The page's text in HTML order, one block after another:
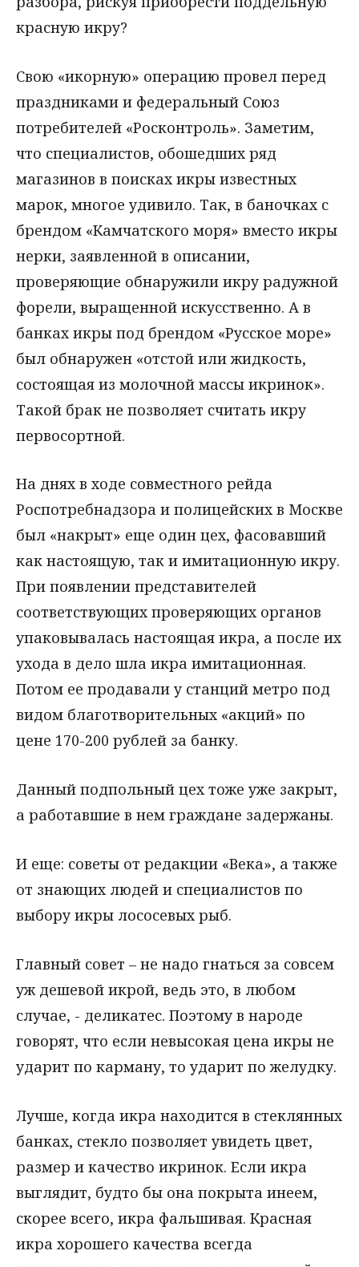
красную икру?
Свою «икорную» операцию провел перед
праздниками и федеральный Союз
потребителей «Росконтроль». Заметим,
что специалистов, обошедших ряд
магазинов в поисках икры известных
марок, многое удивило. Так, в баночках с
брендом «Камчатского моря» вместо икры
нерки, заявленной в описании,
проверяющие обнаружили икру радужной
форели, выращенной искусственно. А в
банках икры под брендом «Русское море»
был обнаружен «отстой или жидкость,
состоящая из молочной массы икринок».
Такой брак не позволяет считать икру
первосортной.
На днях в ходе совместного рейда
Роспотребнадзора и полицейских в Москве
был «накрыт» еще один цех, фасовавший
как настоящую, так и имитационную икру.
При появлении представителей
соответствующих проверяющих органов
упаковывалась настоящая икра, а после их
ухода в дело шла икра имитационная.
Потом ее продавали у станций метро под
видом благотворительных «акций» по
цене 170-200 рублей за банку.
Данный подпольный цех тоже уже закрыт,
а работавшие в нем граждане задержаны.
И еще: советы от редакции «Века», а также
от знающих людей и специалистов по
выбору икры лососевых рыб.
Главный совет – не надо гнаться за совсем
уж дешевой икрой, ведь это, в любом
случае, - деликатес. Поэтому в народе
говорят, что если невысокая цена икры не
ударит по карману, то ударит по желудку.
Лучше, когда икра находится в стеклянных
банках, стекло позволяет увидеть цвет,
размер и качество икринок. Если икра
выглядит, будто бы она покрыта инеем,
скорее всего, икра фальшивая. Красная
икра хорошего качества всегда